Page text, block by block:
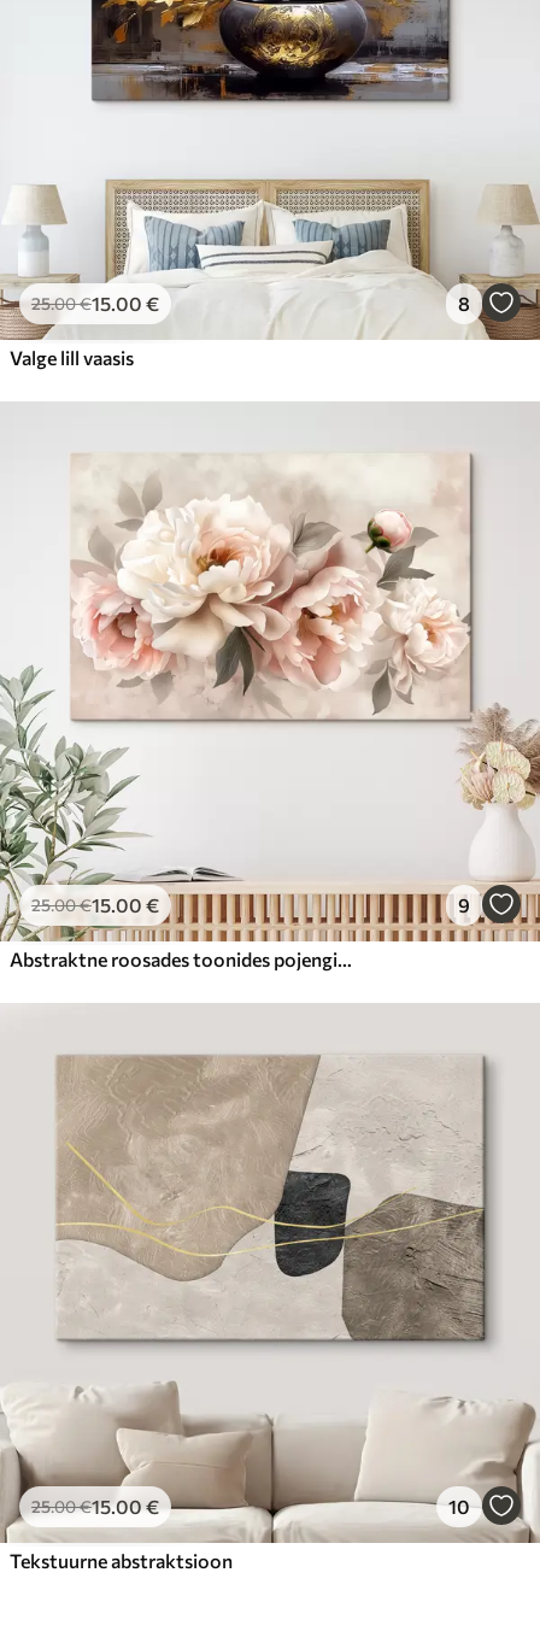
25.00€15.00 € 8
Valge lill vaasis
25.00€15.00 € 9
Abstraktne roosades toonides pojengide kimp
25.00€15.00€ 10
Tekstuurne abstraktsioon